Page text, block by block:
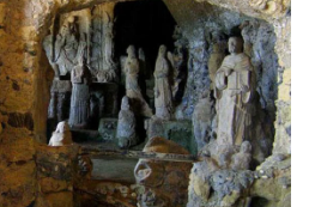
അണിനിരക്കാന്‍
ക്രിസ്മസിന് എല്ലാ
രാജ്യത്ത് നിന്ന്
പ്രസിഡന്റ് ഡൊണാള്‍ഡ്
ഐഎസ്‌ഐ പ്രവര്‍ത്തനം